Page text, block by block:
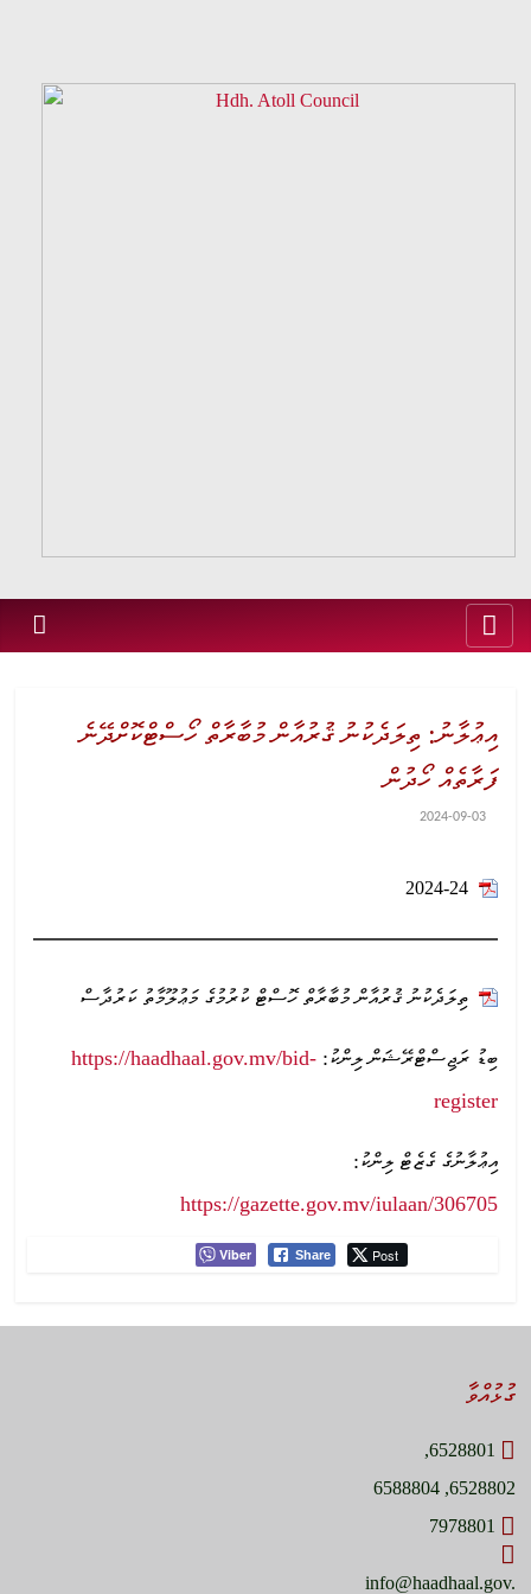
އިޢުލާނު: ތިލަދެކުނު ޤުރުއާން މުބާރާތް ހޯސްޓްކޮށްދޭނެ
ފަރާތެއް ހޯދުން
2024-09-03
2024-24
ތިލަދެކުނު ޤުރުއާން މުބާރާތް ހޮސްޓް ކުރުމުގެ މަޢުލޫމާތު ކަރުދާސް
ބިޑު ރަޖިސްޓްރޭޝަން ލިންކު:https://haadhaal.gov.mv/bid-
register
އިޢުލާނުގެ ގެޒެޓް ލިންކު:
https://gazette.gov.mv/iulaan/306705
Viber Share Post
ގުޅުއްވާ
6528801,
6528802, 6588804
info@haadhaal.gov.